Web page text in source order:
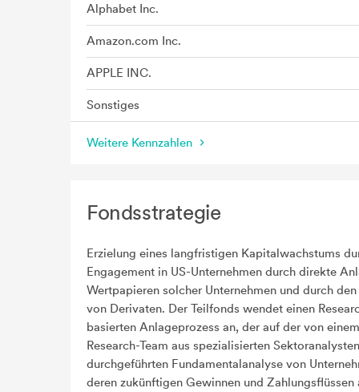
Alphabet Inc.
Amazon.com Inc.
APPLE INC.
Sonstiges
Weitere Kennzahlen
Fondsstrategie
Erzielung eines langfristigen Kapitalwachstums
Engagement in US-Unternehmen durch direkte
Wertpapieren solcher Unternehmen und durch den
von Derivaten. Der Teilfonds wendet einen
basierten Anlageprozess an, der auf der von einem
Research-Team aus spezialisierten Sektoranalysten
durchgeführten Fundamentalanalyse von
deren zukünftigen Gewinnen und Zahlungsflüssen